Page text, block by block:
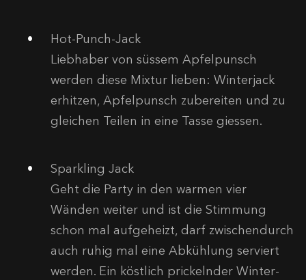
Hot-Punch-Jack
Liebhaber von süssem Apfelpunsch
werden diese Mixtur lieben: Winterjack
erhitzen, Apfelpunsch zubereiten und zu
gleichen Teilen in eine Tasse giessen.
Sparkling Jack
Geht die Party in den warmen vier
Wänden weiter und ist die Stimmung
schon mal aufgeheizt, darf zwischendurch
auch ruhig mal eine Abkühlung serviert
werden. Ein köstlich prickelnder Winter-